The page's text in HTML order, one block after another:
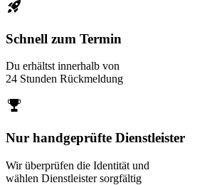
Schnell zum Termin
Du erhältst innerhalb von
24 Stunden Rückmeldung
Nur handgeprüfte Dienstleister
Wir überprüfen die Identität und
wählen Dienstleister sorgfältig